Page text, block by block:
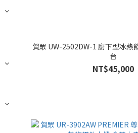
賀眾 UW-2502DW-1 廚下型冰熱
台
NT$45,000